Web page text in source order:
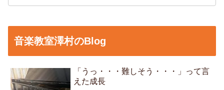
音楽教室澤村のBlog
「うっ・・・難しそう・・・」って言
えた成長